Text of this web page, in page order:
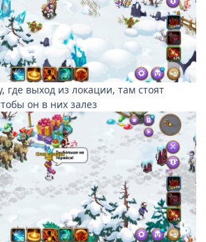
где выход из локации, там стоят
он в них залез